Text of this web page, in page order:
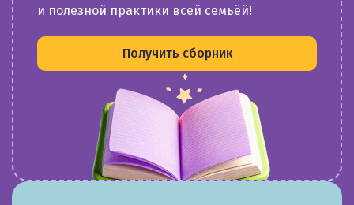
и полезной практики всей семьёй!
Получить сборник